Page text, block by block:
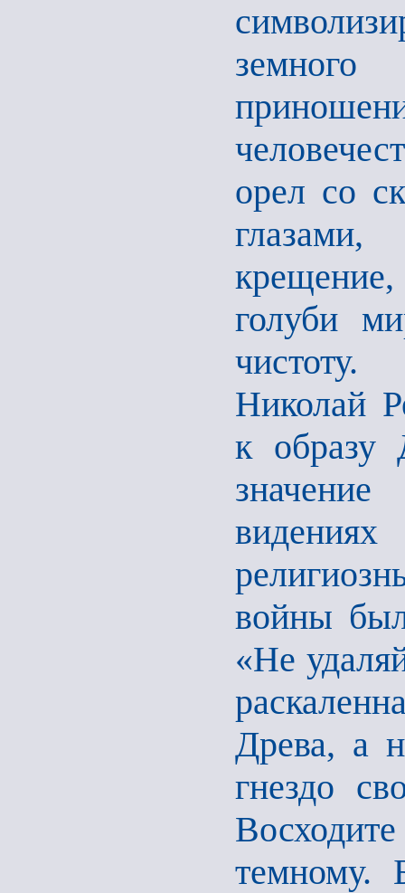
орел со
крещение,
голуби
чистоту.
Николай
к образу
войны
«Не
Древа, а
гнездо
темному.